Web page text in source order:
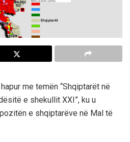
me temën “Shqiptarët në
e shekullit XXI”, ku u
e shqiptarëve në Mal të